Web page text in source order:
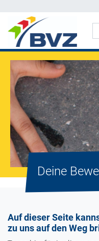
Deine
Auf dieser Seite
zu uns auf den Weg